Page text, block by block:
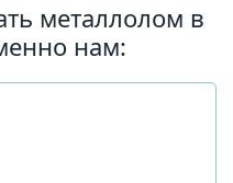
металлолом в
нам: